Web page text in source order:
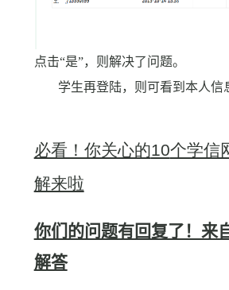
点击“是”，则解决了问题。
学生再登陆，则可看到本人信
必看！你关心的10个学信
解来啦
你们的问题有回复了！来
解答